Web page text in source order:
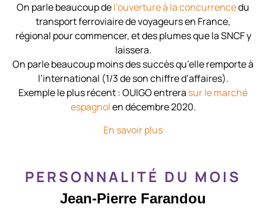
On parle beaucoup del’ouverture à la concurrencedu
transport ferroviaire de voyageurs en France,
régional pour commencer, et des plumes que la SNCF y
laissera.
On parle beaucoup moins des succès qu’elle remporte à
l’international (1/3 de son chiffre d’affaires).
Exemple le plus récent : OUIGO entrera sur le marché
espagnolen décembre 2020.
En savoir plus
PERSONNALITÉ DU MOIS
Jean-Pierre Farandou